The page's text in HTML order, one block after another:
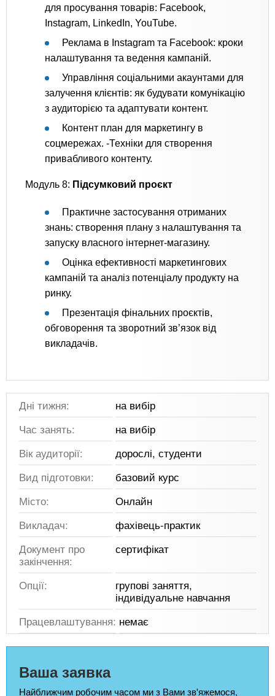
для просування товарів: Facebook,
Instagram, LinkedIn, YouTube.
Реклама в Instagram та Facebook: кроки
налаштування та ведення кампаній.
Управління соціальними акаунтами для
залучення клієнтів: як будувати комунікацію
з аудиторією та адаптувати контент.
Контент план для маркетингу в
соцмережах. -Техніки для створення
привабливого контенту.
Модуль 8: Підсумковий проєкт
Практичне застосування отриманих
знань: створення плану з налаштування та
запуску власного інтернет-магазину.
Оцінка ефективності маркетингових
кампаній та аналіз потенціалу продукту на
ринку.
Презентація фінальних проєктів,
обговорення та зворотний зв’язок від
викладачів.
Дні тижня:
на вибір
Час занять:
на вибір
Вік аудиторії:
дорослі, студенти
Вид підготовки:
базовий курс
Місто:
Онлайн
Викладач:
фахівець-практик
Документ про
закінчення:
сертифікат
Опції:
групові заняття,
індивідуальне навчання
Працевлаштування: немає
Ваша заявка
Найближчим робочим часом ми з Вами зв'яжемося,